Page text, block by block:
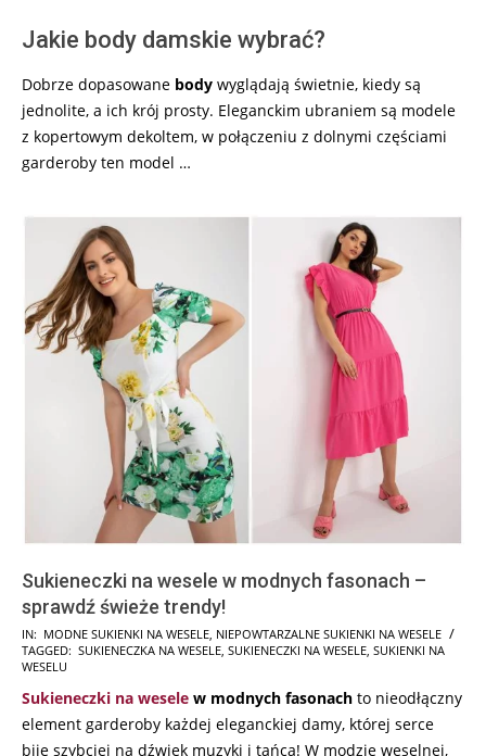
Jakie body damskie wybrać?
Dobrze dopasowane body wyglądają świetnie, kiedy są
jednolite, a ich krój prosty. Eleganckim ubraniem są modele
z kopertowym dekoltem, w połączeniu z dolnymi częściami
garderoby ten model …
Sukieneczki na wesele w modnych fasonach –
sprawdź świeże trendy!
2025-
05-
IN: MODNE SUKIENKI NA WESELE, NIEPOWTARZALNE SUKIENKI NA WESELE
TAGGED: SUKIENECZKA NA WESELE, SUKIENECZKI NA WESELE, SUKIENKI NA
WESELU
Sukieneczki na wesele w modnych fasonach to nieodłączny
element garderoby każdej eleganckiej damy, której serce
bije szybciej na dźwięk muzyki i tańca! W modzie weselnej,